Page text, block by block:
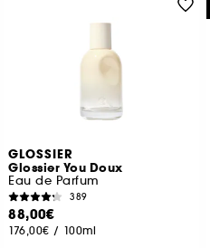
GLOSSIER
Glossier You Doux
Eau de Parfum
389
88,00€
176,00€ / 100ml